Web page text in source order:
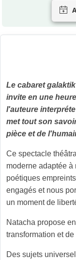
Le cabaret
invite en une
l'auteure
met tout son
pièce et de
Ce spectacle
moderne adaptée à
poétiques
engagés et nous
un moment de
Natacha propose
transformation et
Des sujets